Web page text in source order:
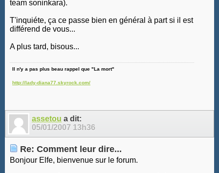
team soninkara).
T'inquiéte, ça ce passe bien en général à part si il est
différend de vous...
A plus tard, bisous...
Il n'y a pas plus beau rappel que "La mort"
http://lady-diana77.skyrock.com/
assetou a dit:
05/01/2007 13h36
Re: Comment leur dire...
Bonjour Elfe, bienvenue sur le forum.